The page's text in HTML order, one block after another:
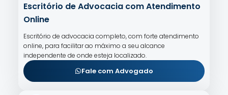
Escritório de Advocacia com Atendimento
Online
Escritório de advocacia completo, com forte atendimento
online, para facilitar ao máximo a seu alcance
independente de onde esteja localizado.
Fale com Advogado